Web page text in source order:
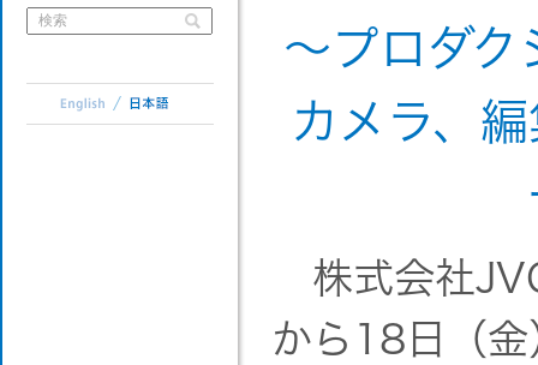
～プロダ
カメラ、
株式会社
から18日（